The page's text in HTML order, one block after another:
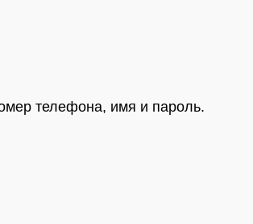
телефона, имя и пароль.